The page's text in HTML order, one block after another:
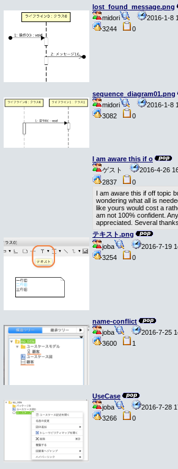
lost_found_message.png
midori
2016-1-8
3244
0
sequence_diagram01.png
midori
2016-1-8
3082
0
I am aware this if o
ゲスト
2016-4-26
2837
0
I am aware this if off topic
wondering what all is
like yours would cost a
am not 100% confident.
appreciated. Several thanks
テキスト.png
joba
2016-7-19
3254
0
name-conflict
joba
2016-7-25
3600
1
UseCase
joba
2016-7-28
3266
0